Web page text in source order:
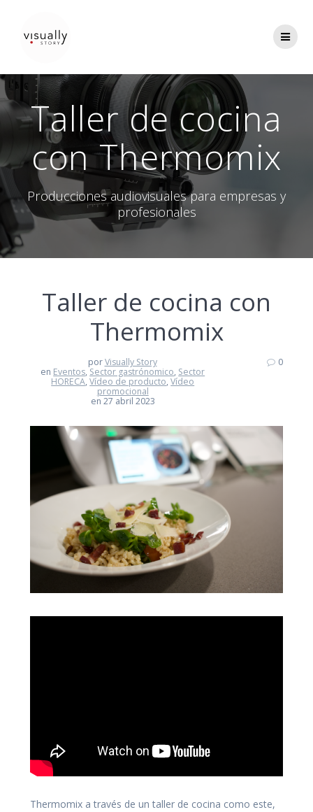
Taller de cocina
con Thermomix
Producciones audiovisuales para empresas y
profesionales
Taller de cocina con
Thermomix
porVisually Story
en Eventos, Sector gastrónomico, Sector
HORECA,Vídeo de producto,Vídeo
promocional
en 27 abril 2023
0
Thermomix a través de un taller de cocina como este,